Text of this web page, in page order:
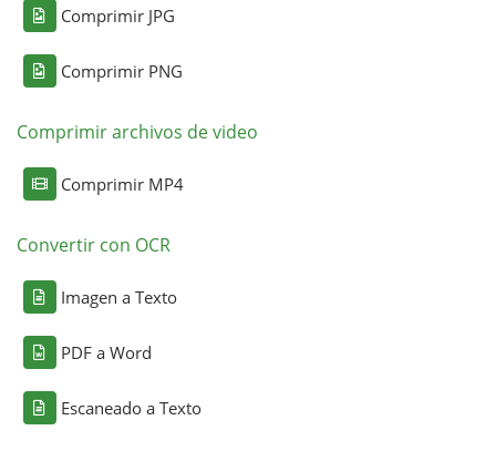
Comprimir JPG
Comprimir PNG
Comprimir archivos de video
Comprimir MP4
Convertir con OCR
Imagen a Texto
PDF a Word
Escaneado a Texto